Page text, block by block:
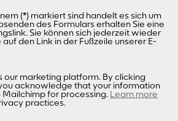
(*) markiert sind handelt es sich um
des Formulars erhalten Sie eine
Sie können sich jederzeit wieder
den Link in der Fußzeile unserer E-
our marketing platform. By clicking
acknowledge that your information
for processing. Learn more
practices.